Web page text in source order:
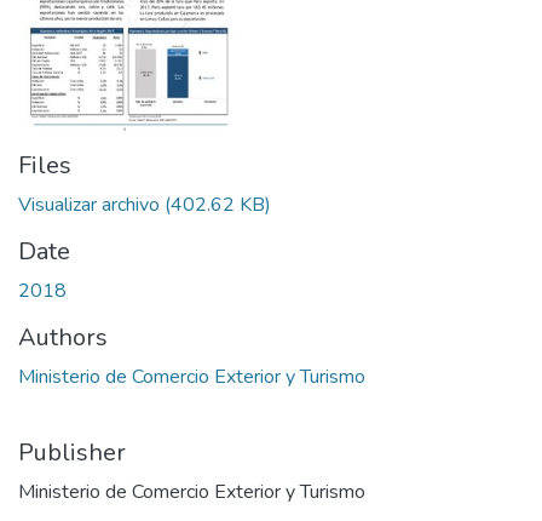
Files
Visualizar archivo (402.62 KB)
Date
2018
Authors
Ministerio de Comercio Exterior y Turismo
Publisher
Ministerio de Comercio Exterior y Turismo